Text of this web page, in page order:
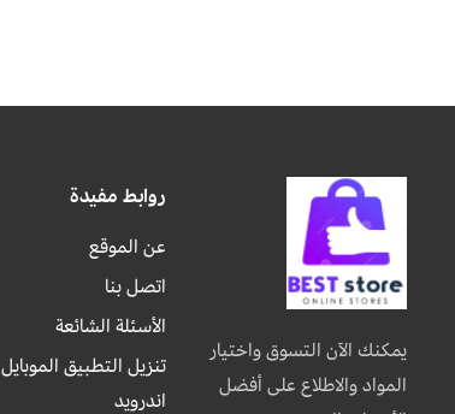
يمكنك الآن التسوق واختيار
المواد والاطلاع على أفضل
روابط مفيدة
عن الموقع
اتصل بنا
الأسئلة الشائعة
تنزيل التطبيق الموبايل
اندرويد